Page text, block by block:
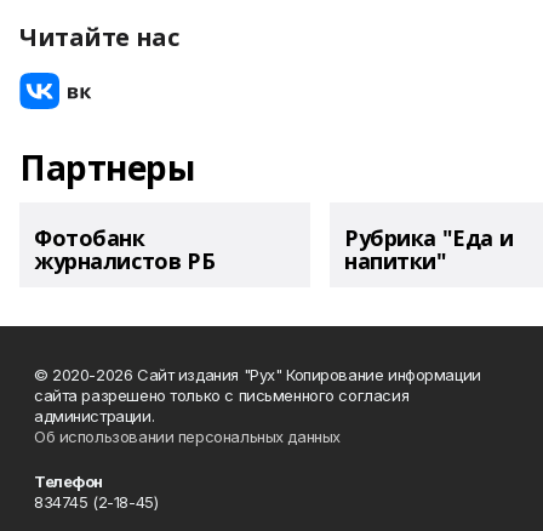
Читайте нас
Партнеры
Фотобанк
журналистов РБ
Рубрика "Еда и
напитки"
© 2020-2026 Сайт издания "Рух" Копирование информации
сайта разрешено только с письменного согласия
администрации.
Об использовании персональных данных
Телефон
834745 (2-18-45)